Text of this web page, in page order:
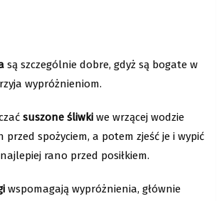
są szczególnie dobre, gdyż są bogate w
wypróżnieniom.
suszone śliwkiwe wrzącej wodzie
przed spożyciem, a potem zjeść je i wypić
rano przed posiłkiem.
wspomagają wypróżnienia, głównie